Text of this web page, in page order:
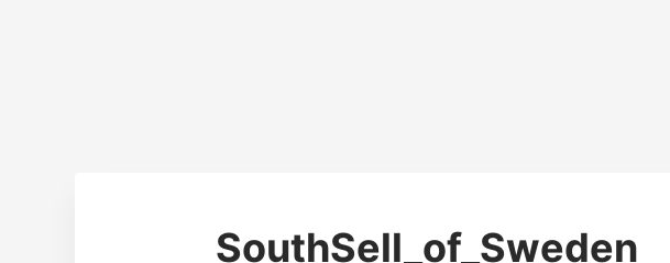
SouthSell_of_Sweden